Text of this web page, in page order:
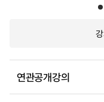
연관공개강의